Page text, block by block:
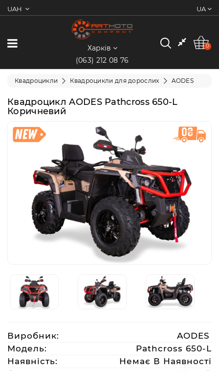
UAH UA
0
Категорії
Мотоцикли
Мопеди
Електротранспорт
Екіпіювання
Запчастини
Аксесуари
Харків
(063)
212
08
Харків
(063) 212 08 76
0
Квадроцикли Квадроцикли для дорослих AODES
Квадроцикл AODES Pathcross 650-L
Коричневий
Виробник:
AODES
Модель:
Pathcross 650-L
Наявність:
Немає В Наявності